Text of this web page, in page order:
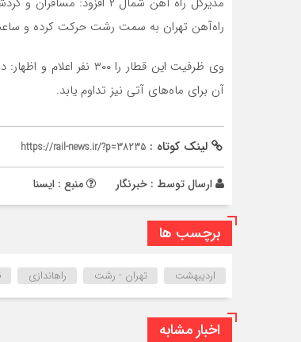
راه‌آهن تهران‌ به سمت رشت حرکت کرده و ساعت ١٧:۵۵ برای مراجعت به تهران سوار قطار مذکور در ایستگاه رشت
وی ظرفیت این قطار را
آن برای ماه‌های آتی نیز تداوم یابد.
لینک کوتاه : https://rail-news.ir/?p=38235
ارسال توسط : خبرنگار منبع : ایسنا
برچسب ها
اردیبهشت تهران‌ - رشت راهاندازی
اخبار مشابه